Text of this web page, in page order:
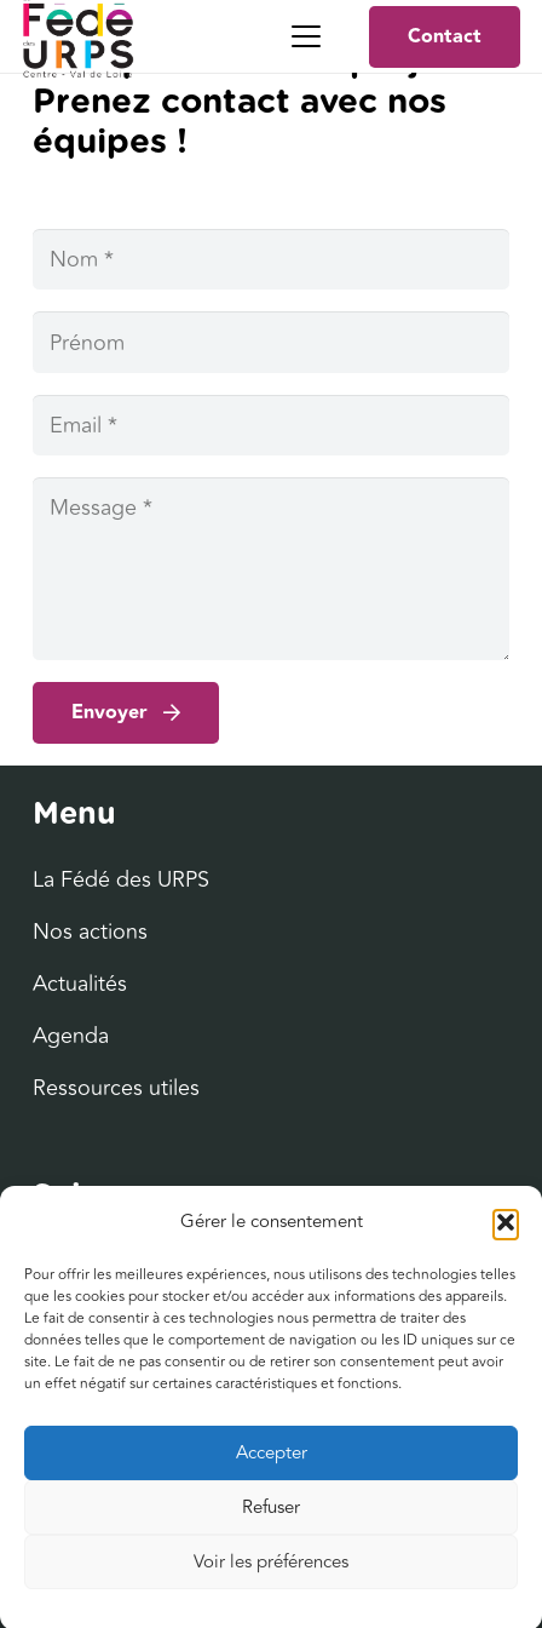
Gérer le consentement
Pour offrir les meilleures expériences, nous utilisons des technologies telles
que les cookies pour stocker et/ou accéder aux informations des appareils.
Le fait de consentir à ces technologies nous permettra de traiter des
données telles que le comportement de navigation ou les ID uniques sur ce
site. Le fait de ne pas consentir ou de retirer son consentement peut avoir
un effet négatif sur certaines caractéristiques et fonctions.
Accepter
Refuser
Voir les préférences
Contact
Une question ? Un projet ?
Prenez contact avec nos
équipes !
Envoyer
Menu
La Fédé des URPS
Nos actions
Actualités
Agenda
Ressources utiles
YouTube
LinkedIn
Contact
122 bis, rue du Faubourg Saint-Jean
45000 Orléans